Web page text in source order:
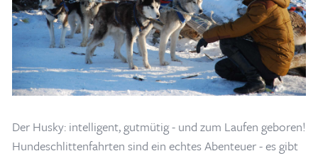
Der Husky: intelligent, gutmütig - und zum Laufen geboren!
Hundeschlittenfahrten sind ein echtes Abenteuer - es gibt